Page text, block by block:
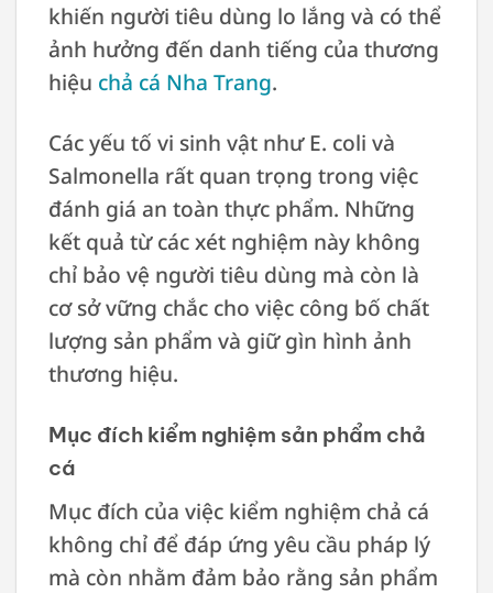
khiến người tiêu dùng lo lắng và có thể
ảnh hưởng đến danh tiếng của thương
hiệu chả cá Nha Trang.
Các yếu tố vi sinh vật như E. coli và
Salmonella rất quan trọng trong việc
đánh giá an toàn thực phẩm. Những
kết quả từ các xét nghiệm này không
chỉ bảo vệ người tiêu dùng mà còn là
cơ sở vững chắc cho việc công bố chất
lượng sản phẩm và giữ gìn hình ảnh
thương hiệu.
Mục đích kiểm nghiệm sản phẩm chả
cá
Mục đích của việc kiểm nghiệm chả cá
không chỉ để đáp ứng yêu cầu pháp lý
mà còn nhằm đảm bảo rằng sản phẩm